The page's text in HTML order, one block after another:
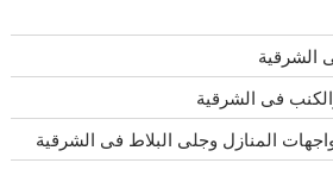
الشرقية
فى الشرقية
المنازل وجلى البلاط فى الشرقية